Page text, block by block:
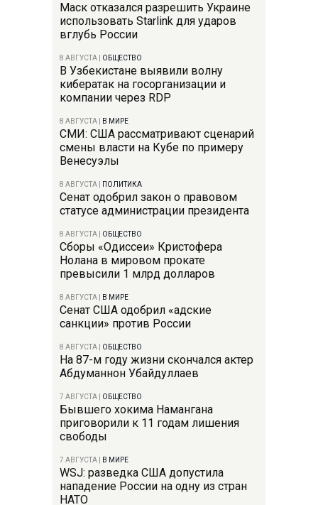
Маск отказался разрешить Украине
использовать Starlink для ударов
вглубь России
8 АВГУСТА ОБЩЕСТВО
В Узбекистане выявили волну
кибератак на госорганизации и
компании через RDP
8 АВГУСТА В МИРЕ
СМИ: США рассматривают сценарий
смены власти на Кубе по примеру
Венесуэлы
8 АВГУСТА ПОЛИТИКА
Сенат одобрил закон о правовом
статусе администрации президента
8 АВГУСТА ОБЩЕСТВО
Сборы «Одиссеи» Кристофера
Нолана в мировом прокате
превысили 1 млрд долларов
8 АВГУСТА В МИРЕ
Сенат США одобрил «адские
санкции» против России
8 АВГУСТА ОБЩЕСТВО
На 87-м году жизни скончался актер
Абдуманнон Убайдуллаев
7 АВГУСТА ОБЩЕСТВО
Бывшего хокима Намангана
приговорили к 11 годам лишения
свободы
7 АВГУСТА В МИРЕ
WSJ: разведка США допустила
нападение России на одну из стран
НАТО